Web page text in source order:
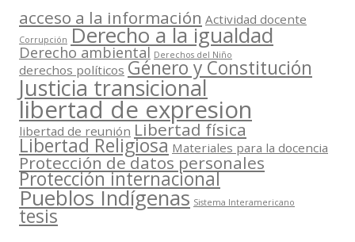
acceso a la información Actividad docente
Corrupción Derecho a la igualdad
Derecho ambiental Derechos del Niño
derechos políticos Género y Constitución
Justicia transicional
libertad de expresion
libertad de reunión Libertad física
Libertad Religiosa Materiales para la docencia
Protección de datos personales
Protección internacional
Pueblos Indígenas Sistema Interamericano
tesis